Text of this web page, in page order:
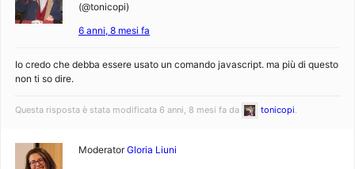
(@tonicopi)
6 anni, 8 mesi fa
Io credo che debba essere usato un comando javascript. ma più di questo
non ti so dire.
Questa risposta è stata modificata 6 anni, 8 mesi fa da tonicopi.
Moderator Gloria Liuni